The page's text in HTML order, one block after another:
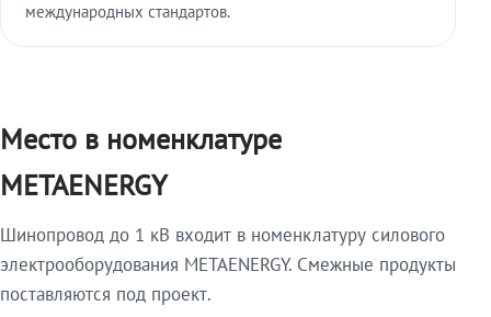
международных стандартов.
Место в номенклатуре
METAENERGY
Шинопровод до 1 кВ входит в номенклатуру силового
электрооборудования METAENERGY. Смежные продукты
поставляются под проект.